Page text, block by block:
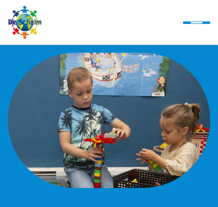
Ontwikkellijn
Alles over ons
Actueel
Alles bij de hand